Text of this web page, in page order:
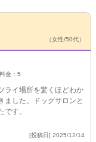
（女性/50代）
金： 5
ライ場所を驚くほどわか
ました。ドッグサロンと
す。
[投稿日] 2025/12/14